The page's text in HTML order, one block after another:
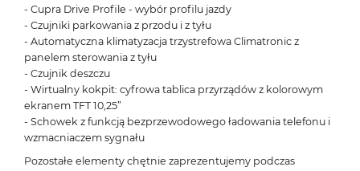
- Cupra Drive Profile - wybór profilu jazdy
- Czujniki parkowania z przodu i z tyłu
- Automatyczna klimatyzacja trzystrefowa Climatronic z
panelem sterowania z tyłu
- Czujnik deszczu
- Wirtualny kokpit: cyfrowa tablica przyrządów z kolorowym
ekranem TFT 10,25”
- Schowek z funkcją bezprzewodowego ładowania telefonu i
wzmacniaczem sygnału
Pozostałe elementy chętnie zaprezentujemy podczas